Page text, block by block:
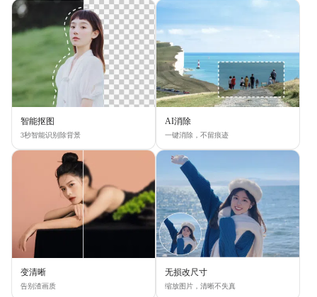
智能抠图
3秒智能识别除背景
AI消除
一键消除，不留痕迹
变清晰
告别渣画质
无损改尺寸
缩放图片，清晰不失真